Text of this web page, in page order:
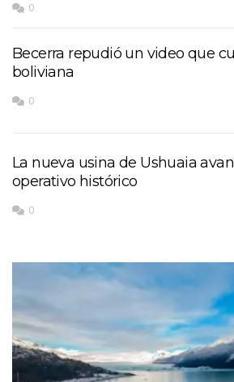
0
Becerra repudió un video que
boliviana
0
La nueva usina de Ushuaia
operativo histórico
0